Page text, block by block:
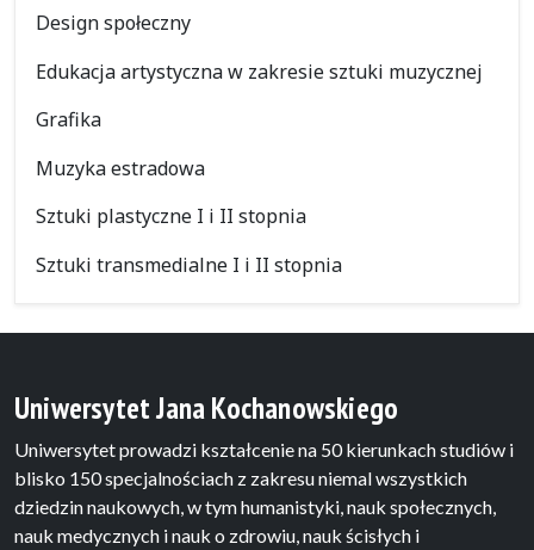
Design społeczny
Edukacja artystyczna w zakresie sztuki muzycznej
Grafika
Muzyka estradowa
Sztuki plastyczne I i II stopnia
Sztuki transmedialne I i II stopnia
Uniwersytet Jana Kochanowskiego
Uniwersytet prowadzi kształcenie na 50 kierunkach studiów i
blisko 150 specjalnościach z zakresu niemal wszystkich
dziedzin naukowych, w tym humanistyki, nauk społecznych,
nauk medycznych i nauk o zdrowiu, nauk ścisłych i